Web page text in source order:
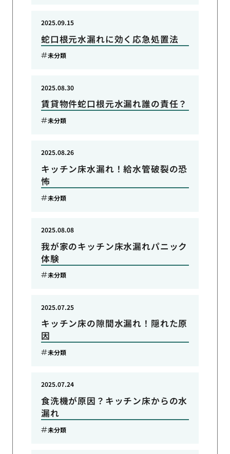
蛇口根元水漏れに効く応急処置法
2025.09.15
未分類
賃貸物件蛇口根元水漏れ誰の責任？
2025.08.30
未分類
キッチン床水漏れ！給水管破裂の恐
怖
2025.08.26
未分類
我が家のキッチン床水漏れパニック
体験
2025.08.08
未分類
キッチン床の隙間水漏れ！隠れた原
因
2025.07.25
未分類
食洗機が原因？キッチン床からの水
漏れ
2025.07.24
未分類